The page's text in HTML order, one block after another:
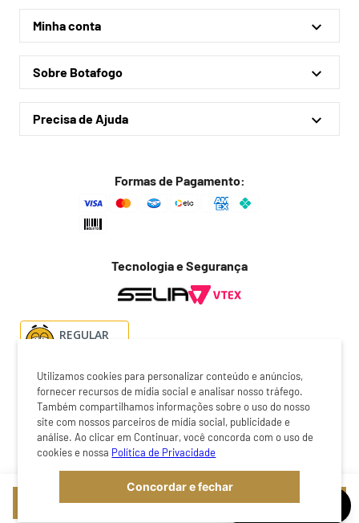
Utilizamos cookies para personalizar conteúdo e anúncios,
fornecer recursos de mídia social e analisar nosso tráfego.
Também compartilhamos informações sobre o uso do nosso
site com nossos parceiros de mídia social, publicidade e
análise. Ao clicar em Continuar, você concorda com o uso de
cookies e nossa Política de Privacidade
Concordar e fechar
COMPRAR
Linha Oficial
Treino e Viagem
Coleções
Minha conta
Minha conta
Meus pedidos
Sobre Botafogo
Quem somos
Lojas físicas
Precisa de Ajuda
Trocas e devoluções
Formas de Pagamento:
Tecnologia e Segurança
REGULAR
O preço exibido no checkout é o valor válido para a compra do
produto. Certifique-se de revisar cuidadosamente antes de
finalizar a transação. A loja online Botafogo é operada pela
Selia Fullcommerce | CNPJ: 44.705.141/0002-66 | 2026 ©
Copyright Botafogo. Todos os direitos reservados.